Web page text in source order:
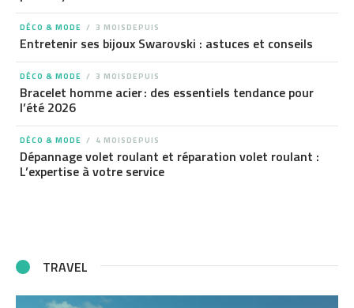
DÉCO & MODE 3 MOISDEPUIS
Entretenir ses bijoux Swarovski : astuces et conseils
DÉCO & MODE 3 MOISDEPUIS
Bracelet homme acier : des essentiels tendance pour
l’été 2026
DÉCO & MODE 4 MOISDEPUIS
Dépannage volet roulant et réparation volet roulant :
L’expertise à votre service
TRAVEL